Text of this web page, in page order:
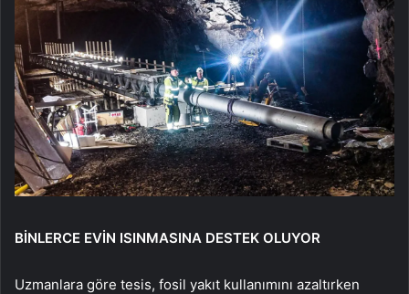
BİNLERCE EVİN ISINMASINA DESTEK OLUYOR
Uzmanlara göre tesis, fosil yakıt kullanımını azaltırken